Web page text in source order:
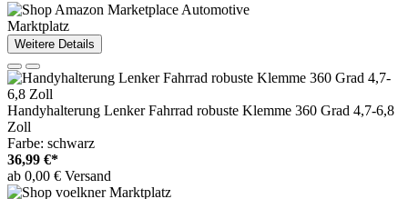
Marktplatz
Weitere Details
Handyhalterung Lenker Fahrrad robuste Klemme 360 Grad 4,7-6,8
Zoll
Farbe: schwarz
36,99 €*
ab 0,00 € Versand